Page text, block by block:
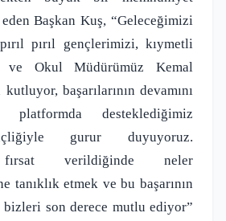
Başkan Kuş, “Geleceğimizi
pırıl gençlerimizi, kıymetli
ve Okul Müdürümüz Kemal
başarılarının devamını
desteklediğimiz
gurur duyuyoruz.
fırsat verildiğinde neler
tanıklık etmek ve bu başarının
bizleri son derece mutlu ediyor”